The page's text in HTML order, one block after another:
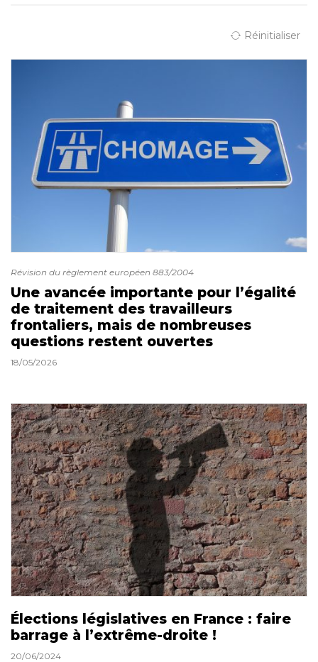
Réinitialiser
Révision du règlement européen 883/2004
Une avancée importante pour l’égalité
de traitement des travailleurs
frontaliers, mais de nombreuses
questions restent ouvertes
18/05/2026
Élections législatives en France : faire
barrage à l’extrême-droite !
20/06/2024